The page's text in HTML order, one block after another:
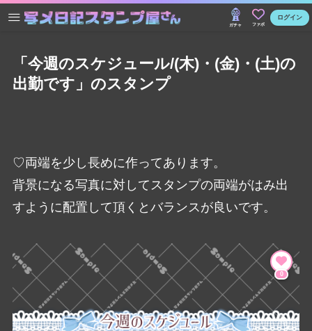
ガチャ ファボ
ログイン
「今週のスケジュール/(木)・(金)・(土)の
出勤です」のスタンプ
♡両端を少し長めに作ってあります。
背景になる写真に対してスタンプの両端がはみ出
すように配置して頂くとバランスが良いです。
0